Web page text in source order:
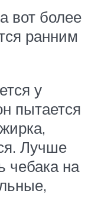
вот более
ранним
у
пытается
Лучше
чебака на